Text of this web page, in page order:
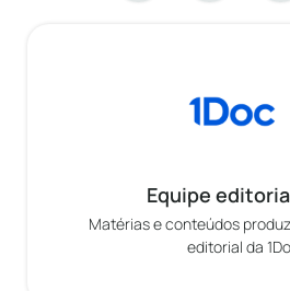
Equipe
Matérias e conteúdos
editorial da